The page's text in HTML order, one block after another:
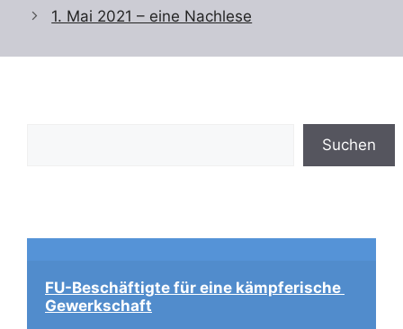
1. Mai 2021 – eine Nachlese
Suchen
FU-Beschäftigte für eine kämpferische
Gewerkschaft